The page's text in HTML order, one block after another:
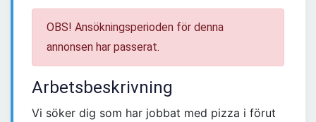
OBS! Ansökningsperioden för denna
annonsen har passerat.
Arbetsbeskrivning
Vi söker dig som har jobbat med pizza i förut